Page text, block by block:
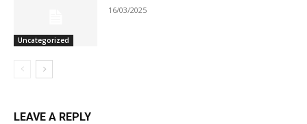
Uncategorized
16/03/2025
LEAVE A REPLY